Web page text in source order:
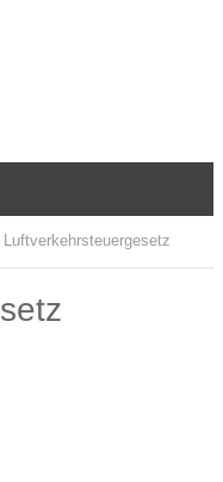
Luftverkehrsteuergesetz